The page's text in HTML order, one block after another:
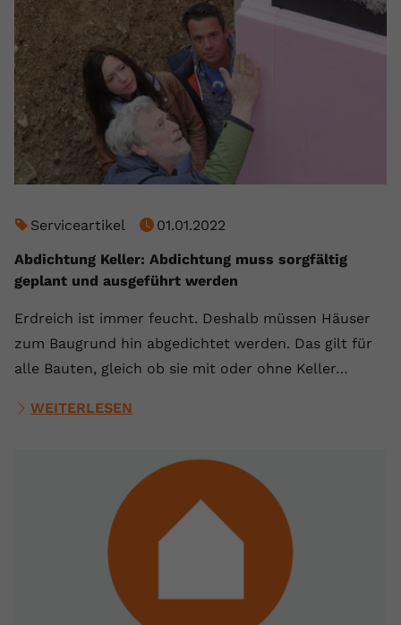
Serviceartikel
01.01.2022
Abdichtung Keller: Abdichtung muss sorgfältig
geplant und ausgeführt werden
Erdreich ist immer feucht. Deshalb müssen Häuser
zum Baugrund hin abgedichtet werden. Das gilt für
alle Bauten, gleich ob sie mit oder ohne Keller…
WEITERLESEN